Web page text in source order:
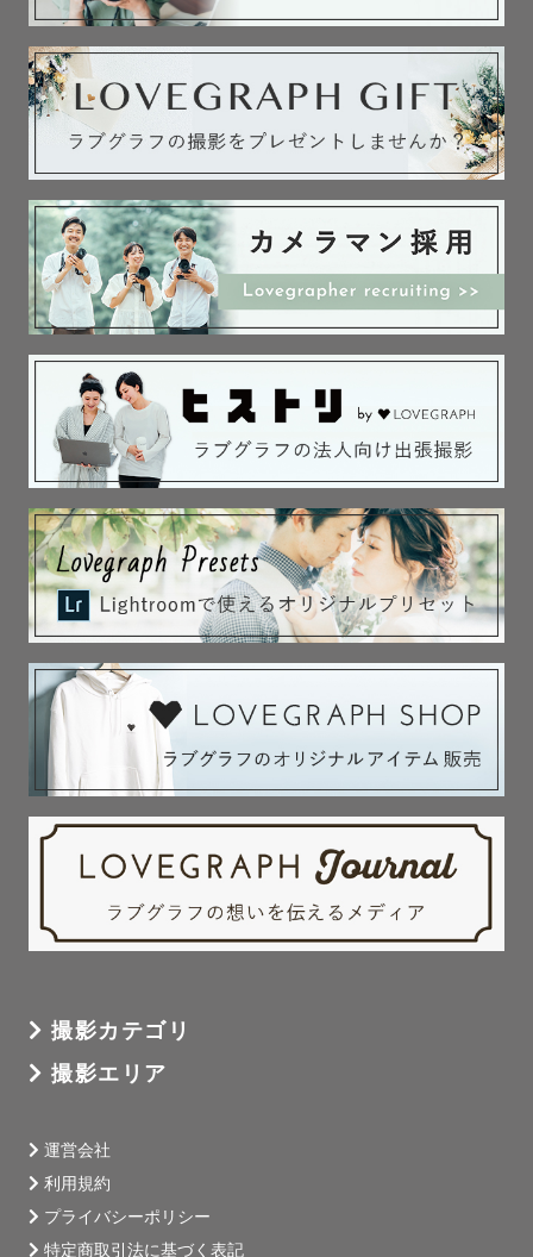
撮影カテゴリ
撮影エリア
運営会社
利用規約
プライバシーポリシー
特定商取引法に基づく表記